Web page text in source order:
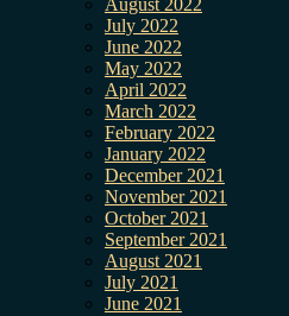
August 2022
July 2022
June 2022
May 2022
April 2022
March 2022
February 2022
January 2022
December 2021
November 2021
October 2021
September 2021
August 2021
July 2021
June 2021